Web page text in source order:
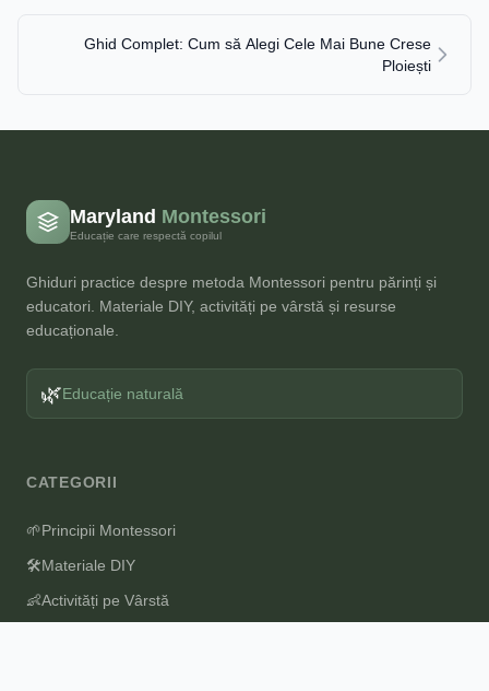
Ghid Complet: Cum să Alegi Cele Mai Bune Crese
Ploiești
Maryland Montessori
Educație care respectă copilul
Ghiduri practice despre metoda Montessori pentru părinți și
educatori. Materiale DIY, activități pe vârstă și resurse
educaționale.
🌿Educație naturală
CATEGORII
🌱Principii Montessori
🛠️Materiale DIY
👶Activități pe Vârstă